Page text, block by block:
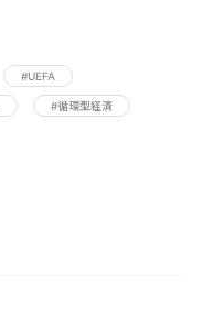
#UEFA
#循環型経済